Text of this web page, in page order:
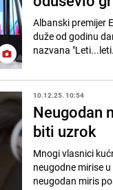
Albanski premijer
duže od godinu
nazvana
10.12.25. 10:54
Neugodan
biti uzrok
Mnogi vlasnici
neugodne mirise
neugodan miris